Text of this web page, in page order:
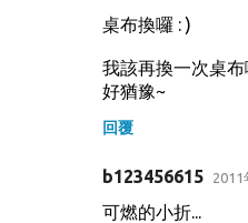
桌布換囉 : )
我該再換一次桌布
好猶豫~
回覆
b123456615 2011
可燃的小折...